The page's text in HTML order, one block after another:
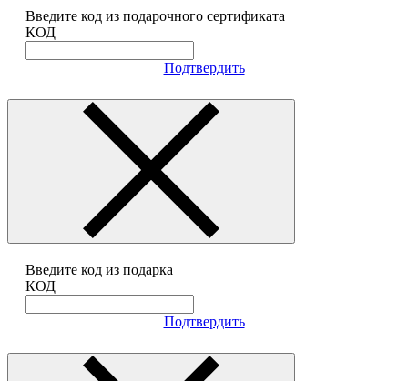
Введите код из подарочного сертификата
КОД
Подтвердить
Введите код из подарка
КОД
Подтвердить